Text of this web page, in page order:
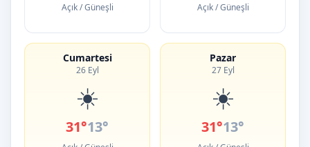
Açık / Güneşli Açık / Güneşli
Cumartesi
26 Eyl
☀️
31°13°
Pazar
27 Eyl
☀️
31°13°